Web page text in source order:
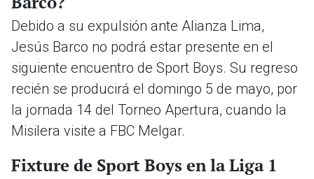
Debido a su expulsión ante Alianza Lima,
Jesús Barco no podrá estar presente en el
siguiente encuentro de Sport Boys. Su regreso
recién se producirá el domingo 5 de mayo, por
la jornada 14 del Torneo Apertura, cuando la
Misilera visite a FBC Melgar.
Fixture de Sport Boys en la Liga 1